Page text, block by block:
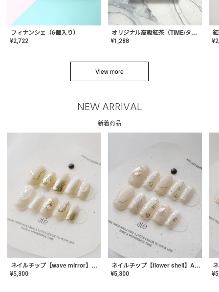
フィナンシェ（6個入り）
¥2,722
オリジナル高級紅茶（TIME/タイム）【ギフト/プチギフト/プレゼント/内祝い/結婚式/オリジナル配合/高品質/ハーブティー/茶葉/記念日/お返し/手土産/美容/おしゃれ】
¥1,288 ¥
View more
NEW ARRIVAL
新着商品
ネイルチップ【wave mirror】AE-CONA-04
¥5,300
ネイルチップ【flower shell】AE-CONA-03
¥5,300 ¥